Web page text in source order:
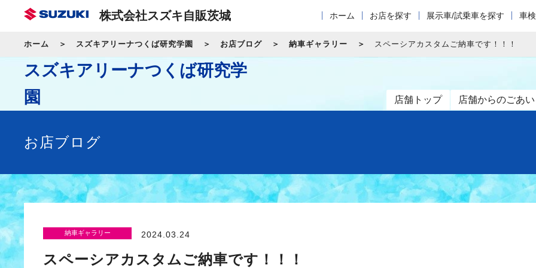
株式会社スズキ自販茨城 ホーム お店を探す 展示車/試乗車を探す 車
ホーム スズキアリーナつくば研究学園 お店ブログ 納車ギャラリー スペーシアカスタムご納車です！！！
スズキアリーナつくば研究学
園
店舗トップ 店舗からのごあ
お店ブログ
納車ギャラリー 2024.03.24
スペーシアカスタムご納車です！！！